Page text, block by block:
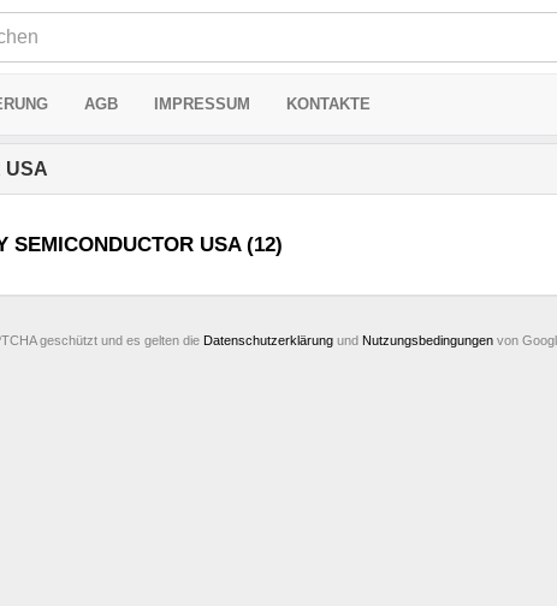
AGB IMPRESSUM KONTAKTE
USA
USA (12)
geschützt und es gelten die Datenschutzerklärung und Nutzungsbedingungen von